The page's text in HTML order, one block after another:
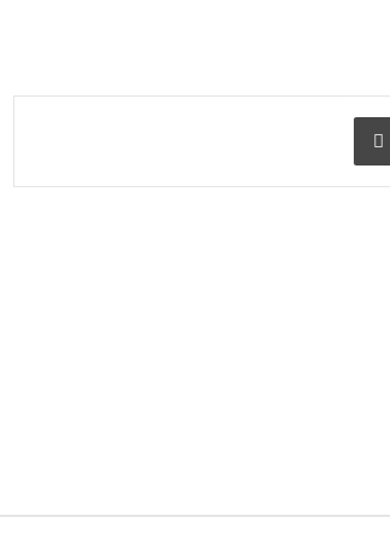
طباعة